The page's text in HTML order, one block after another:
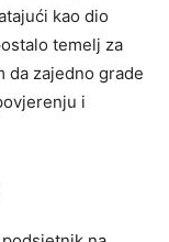
kao dio
temelj za
da zajedno grade
i